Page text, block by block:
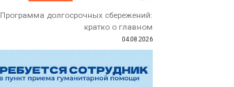
Программа долгосрочных сбережений:
кратко о главном
04.08.2026